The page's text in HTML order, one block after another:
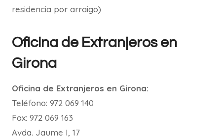
residencia por arraigo)
Oficina de Extranjeros en
Girona
Oficina de Extranjeros en Girona:
Teléfono: 972 069 140
Fax: 972 069 163
Avda. Jaume I, 17